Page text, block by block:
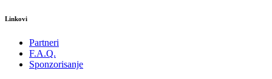
Linkovi
Partneri
F.A.Q.
Sponzorisanje